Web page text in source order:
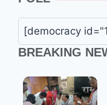
[democracy
BREAKING